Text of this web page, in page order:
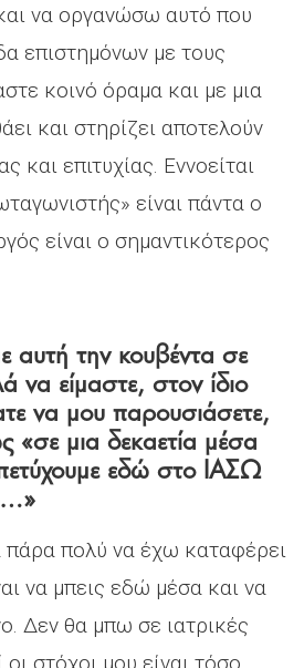
να οργανώσω αυτό που
επιστημόνων με τους
κοινό όραμα και με μια
και στηρίζει αποτελούν
και επιτυχίας. Εννοείται
είναι πάντα ο
είναι ο σημαντικότερος
αυτή την κουβέντα σε
να είμαστε, στον ίδιο
να μου παρουσιάσετε,
«σε μια δεκαετία μέσα
εδώ στο ΙΑΣΩ
πολύ να έχω καταφέρει
να μπεις εδώ μέσα και να
Δεν θα μπω σε ιατρικές
οι στόχοι μου είναι τόσο